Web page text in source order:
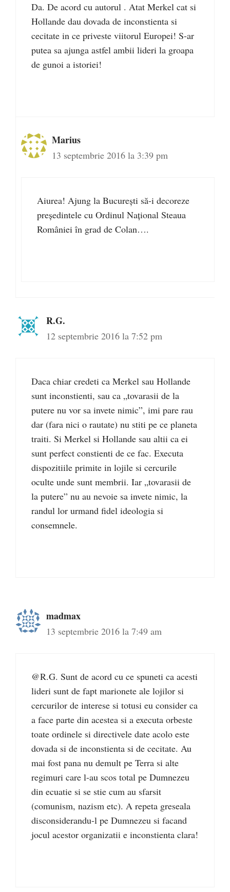
Da. De acord cu autorul . Atat Merkel cat si
Hollande dau dovada de inconstienta si
cecitate in ce priveste viitorul Europei! S-ar
putea sa ajunga astfel ambii lideri la groapa
de gunoi a istoriei!
Marius
13 septembrie 2016 la 3:39 pm
Aiurea! Ajung la Bucureşti să-i decoreze
preşedintele cu Ordinul Naţional Steaua
României în grad de Colan….
R.G.
12 septembrie 2016 la 7:52 pm
Daca chiar credeti ca Merkel sau Hollande
sunt inconstienti, sau ca „tovarasii de la
putere nu vor sa invete nimic”, imi pare rau
dar (fara nici o rautate) nu stiti pe ce planeta
traiti. Si Merkel si Hollande sau altii ca ei
sunt perfect constienti de ce fac. Executa
dispozitiile primite in lojile si cercurile
oculte unde sunt membrii. Iar „tovarasii de
la putere” nu au nevoie sa invete nimic, la
randul lor urmand fidel ideologia si
consemnele.
madmax
13 septembrie 2016 la 7:49 am
@R.G. Sunt de acord cu ce spuneti ca acesti
lideri sunt de fapt marionete ale lojilor si
cercurilor de interese si totusi eu consider ca
a face parte din acestea si a executa orbeste
toate ordinele si directivele date acolo este
dovada si de inconstienta si de cecitate. Au
mai fost pana nu demult pe Terra si alte
regimuri care l-au scos total pe Dumnezeu
din ecuatie si se stie cum au sfarsit
(comunism, nazism etc). A repeta greseala
disconsiderandu-l pe Dumnezeu si facand
jocul acestor organizatii e inconstienta clara!